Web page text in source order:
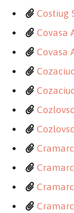
Costiug
Covasa
Covasa